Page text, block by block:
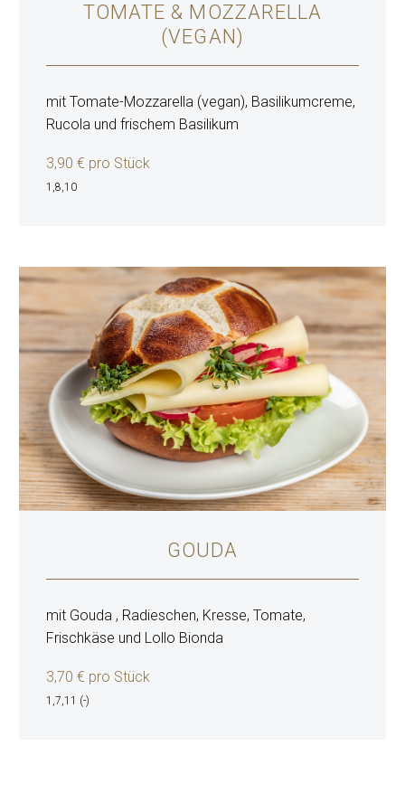
TOMATE & MOZZARELLA
(VEGAN)
mit Tomate-Mozzarella (vegan), Basilikumcreme,
Rucola und frischem Basilikum
3,90 € pro Stück
1,8,10
GOUDA
mit Gouda , Radieschen, Kresse, Tomate,
Frischkäse und Lollo Bionda
3,70 € pro Stück
1,7,11 (-)